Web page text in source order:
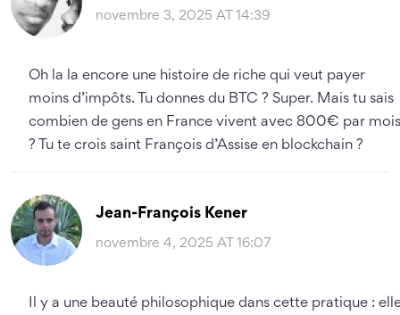
novembre 3, 2025 AT 14:39
Oh la la encore une histoire de riche qui veut payer
moins d’impôts. Tu donnes du BTC ? Super. Mais tu sais
combien de gens en France vivent avec 800€ par mois
? Tu te crois saint François d’Assise en blockchain ?
Jean-François Kener
novembre 4, 2025 AT 16:07
Il y a une beauté philosophique dans cette pratique :